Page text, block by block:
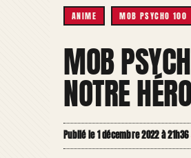
ANIME MOB PSYCHO 100
MOB
NOTRE
Publié le 1 décembre 2022 à 21h36